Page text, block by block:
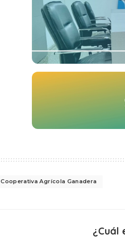
Cooperativa Agrícola Ganadera
¿Cuál